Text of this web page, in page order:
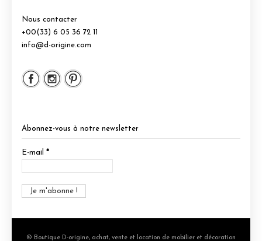
Nous contacter
+00(33) 6 05 36 72 11
info@d-origine.com
Abonnez-vous à notre newsletter
E-mail *
© Boutique D-origine, achat, vente et location de mobilier et décoration